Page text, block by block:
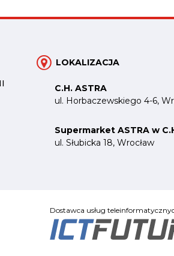
LOKALIZACJA
C.H. ASTRA
ul. Horbaczewskiego 4-6,
Supermarket ASTRA w
ul. Słubicka 18, Wrocław
Dostawca usług